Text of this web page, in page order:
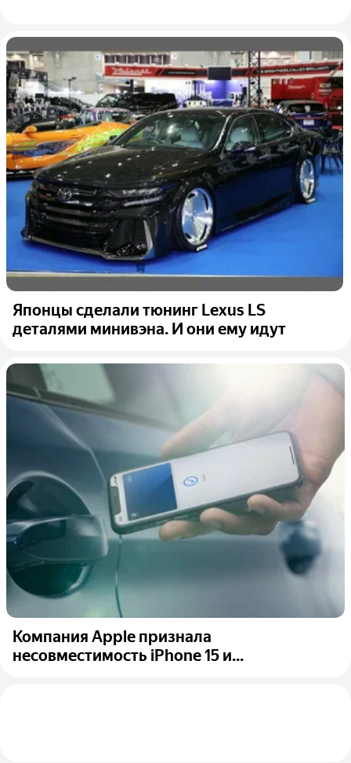
Японцы сделали тюнинг Lexus LS
деталями минивэна. И они ему идут
Компания Apple признала
несовместимость iPhone 15 и...